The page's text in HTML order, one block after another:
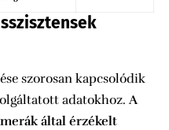
szorosan kapcsolódik
adatokhoz. A
által érzékelt